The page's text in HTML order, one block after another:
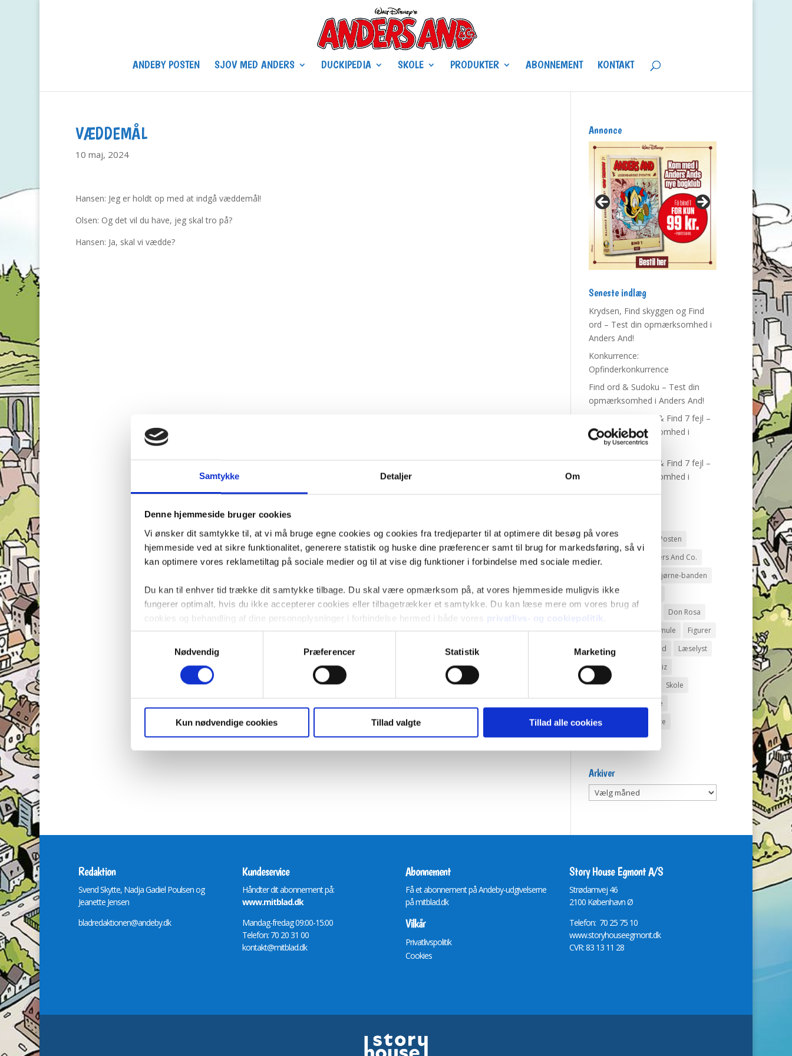
Samtykke Detaljer Om
Denne hjemmeside bruger cookies
Vi ønsker dit samtykke til, at vi må bruge egne cookies og cookies fra tredjeparter til at optimere dit besøg på vores
hjemmeside ved at sikre funktionalitet, generere statistik og huske dine præferencer samt til brug for markedsføring, så vi
kan optimere vores reklametiltag på sociale medier og til at vise dig funktioner i forbindelse med sociale medier.
Du kan til enhver tid trække dit samtykke tilbage. Du skal være opmærksom på, at vores hjemmeside muligvis ikke
fungerer optimalt, hvis du ikke accepterer cookies eller tilbagetrækker et samtykke. Du kan læse mere om vores brug af
cookies og behandling af dine personoplysninger i forbindelse hermed i både vores privatlivs- og cookiepolitik
Nødvendig
Præferencer Statistik Marketing
Kun nødvendige cookies Tillad valgte Tillad alle cookies
ANDEBY POSTEN SJOV MED ANDERS DUCKIPEDIA SKOLE PRODUKTER ABONNEMENT KONTAKT
VÆDDEMÅL
10 maj, 2024
Hansen: Jeg er holdt op med at indgå væddemål!
Olsen: Og det vil du have, jeg skal tro på?
Hansen: Ja, skal vi vædde?
Annonce
Seneste indlæg
Krydsen, Find skyggen og Find
ord – Test din opmærksomhed i
Anders And!
Konkurrence:
Opfinderkonkurrence
Find ord & Sudoku – Test din
opmærksomhed i Anders And!
Find ord, Labyrint & Find 7 fejl –
Test din opmærksomhed i
Anders And!
Find ord, Labyrint & Find 7 fejl –
Test din opmærksomhed i
Andeby
Andeby Posten
Anders And Co.
Bjørne-banden
Bøger
Dagens vittigheder
Don Rosa
Du Gådeste
Fedtmule
Figurer
IRL
Joakim von And
Læselyst
Mickey Mouse
Quiz
Rap og Rup
Skole
Tegnere
Tegnere og forfattere
Ugens Du gådeste
Arkiver
Arkiver
Redaktion
Svend Skytte, Nadja Gadiel Poulsen og
Jeanette Jensen
bladredaktionen@andeby.dk
Kundeservice
Håndter dit abonnement på:
www.mitblad.dk
Mandag-fredag 09:00-15:00
Telefon: 70 20 31 00
kontakt@mitblad.dk
Abonnement
Få et abonnement på Andeby-udgivelserne
påmitblad.dk
Vilkår
Privatlivspolitik
Cookies
Story House Egmont A/S
Strødamvej 46
2100 København Ø
Telefon: 70 25 75 10
www.storyhouseegmont.dk
CVR: 83 13 11 28